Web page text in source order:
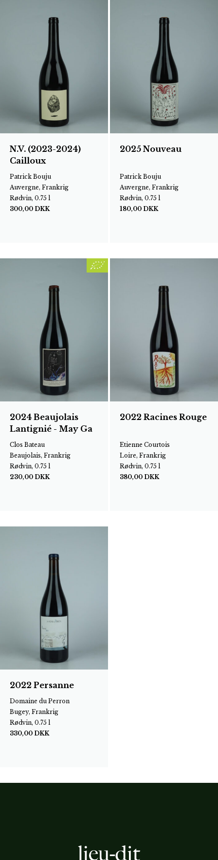
N.V. (2023-2024)
Cailloux
Patrick Bouju
Auvergne, Frankrig
Rødvin, 0.75 l
300,00 DKK
2025 Nouveau
Patrick Bouju
Auvergne, Frankrig
Rødvin, 0.75 l
180,00 DKK
2024 Beaujolais
Lantignié - May Ga
Clos Bateau
Beaujolais, Frankrig
Rødvin, 0.75 l
230,00 DKK
2022 Racines Rouge
Etienne Courtois
Loire, Frankrig
Rødvin, 0.75 l
380,00 DKK
2022 Persanne
Domaine du Perron
Bugey, Frankrig
Rødvin, 0.75 l
330,00 DKK